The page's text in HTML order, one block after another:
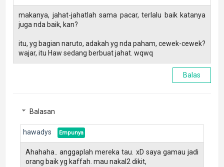
makanya, jahat-jahatlah sama pacar, terlalu baik katanya
juga nda baik, kan?
itu, yg bagian naruto, adakah yg nda paham, cewek-cewek?
wajar, itu Haw sedang berbuat jahat. wqwq
Balas
Balasan
hawadys
Ahahaha.. anggaplah mereka tau. xD saya gamau jadi
orang baik yg kaffah. mau nakal2 dikit,